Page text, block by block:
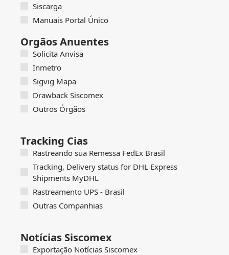
Siscarga
Manuais Portal Único
Orgãos Anuentes
Solicita Anvisa
Inmetro
Sigvig Mapa
Drawback Siscomex
Outros Órgãos
Tracking Cias
Rastreando sua Remessa FedEx Brasil
Tracking, Delivery status for DHL Express
Shipments MyDHL
Rastreamento UPS - Brasil
Outras Companhias
Notícias Siscomex
Exportação Notícias Siscomex